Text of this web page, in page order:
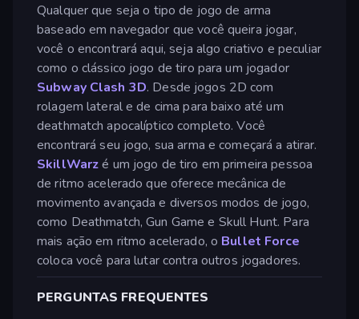
Qualquer que seja o tipo de jogo de arma
baseado em navegador que você queira jogar,
você o encontrará aqui, seja algo criativo e peculiar
como o clássico jogo de tiro para um jogador
Subway Clash 3D. Desde jogos 2D com
rolagem lateral e de cima para baixo até um
deathmatch apocalíptico completo. Você
encontrará seu jogo, sua arma e começará a atirar.
SkillWarzé um jogo de tiro em primeira pessoa
de ritmo acelerado que oferece mecânica de
movimento avançada e diversos modos de jogo,
como Deathmatch, Gun Game e Skull Hunt. Para
mais ação em ritmo acelerado, o Bullet Force
coloca você para lutar contra outros jogadores.
PERGUNTAS FREQUENTES